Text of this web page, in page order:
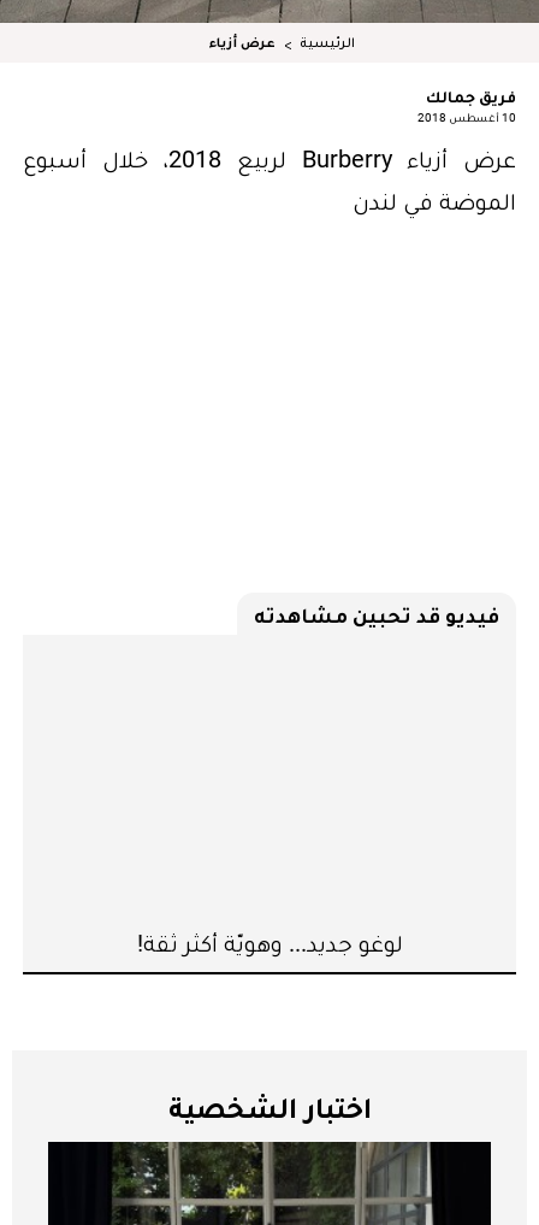
الرئيسية عرض أزياء
فريق جمالك
10 أغسطس 2018
عرض أزياء Burberry لربيع 2018، خلال أسبوع
الموضة في لندن
فيديو قد تحبين مشاهدته
لوغو جديد... وهويّة أكثر ثقة!
اختبار الشخصية